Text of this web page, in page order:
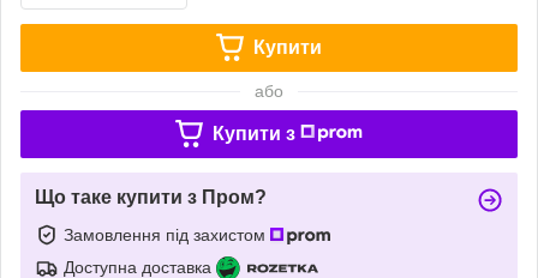
Купити
або
Купити з
Що таке купити з Пром?
Замовлення під захистом
Доступна доставка